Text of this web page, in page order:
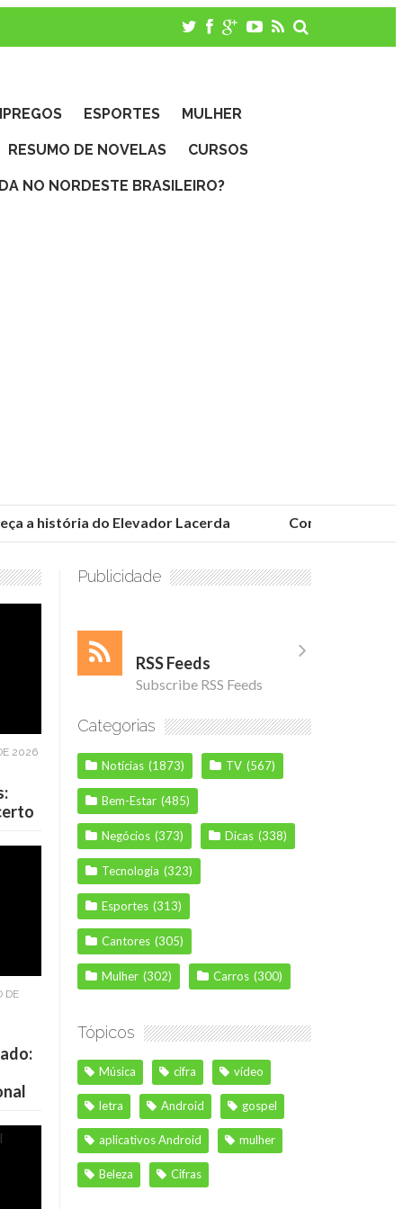
ESPORTES MULHER
RESUMO DE NOVELAS CURSOS
NO NORDESTE BRASILEIRO?
a história do Elevador Lacerda Conheça as
2026
DE
Publicidade
RSS Feeds
Subscribe RSS Feeds
Categorias
Notícias (1873) TV (567)
Bem-Estar (485)
Negócios (373) Dicas (338)
Tecnologia (323)
Esportes (313)
Cantores (305)
Mulher (302) Carros (300)
Tópicos
Música cifra vídeo
letra Android gospel
aplicativos Android mulher
Beleza Cifras